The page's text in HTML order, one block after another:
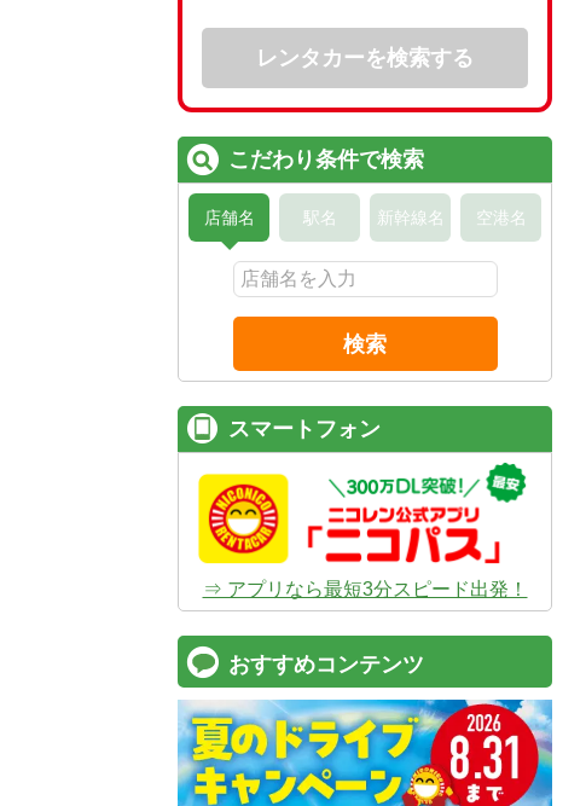
レンタカーを検索する
こだわり条件で検索
店舗名 駅名 新幹線名 空港名
検索
スマートフォン
⇒ アプリなら最短3分スピード出発！
おすすめコンテンツ